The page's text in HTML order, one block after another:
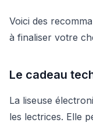
Voici des
à finaliser votre
Le cadeau
La liseuse
les lectrices. Elle